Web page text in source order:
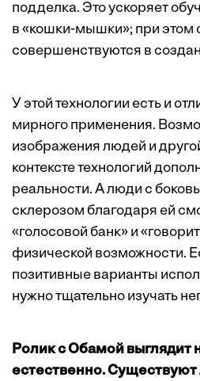
подделка. Это ускоряет
в «кошки-мышки»; при этом
совершенствуются в
У этой технологии есть и
мирного применения.
изображения людей и
контексте технологий
реальности. А люди с
склерозом благодаря ей
«голосовой банк» и
физической возможности.
позитивные варианты
нужно тщательно изучать
Ролик с Обамой выглядит
естественно.